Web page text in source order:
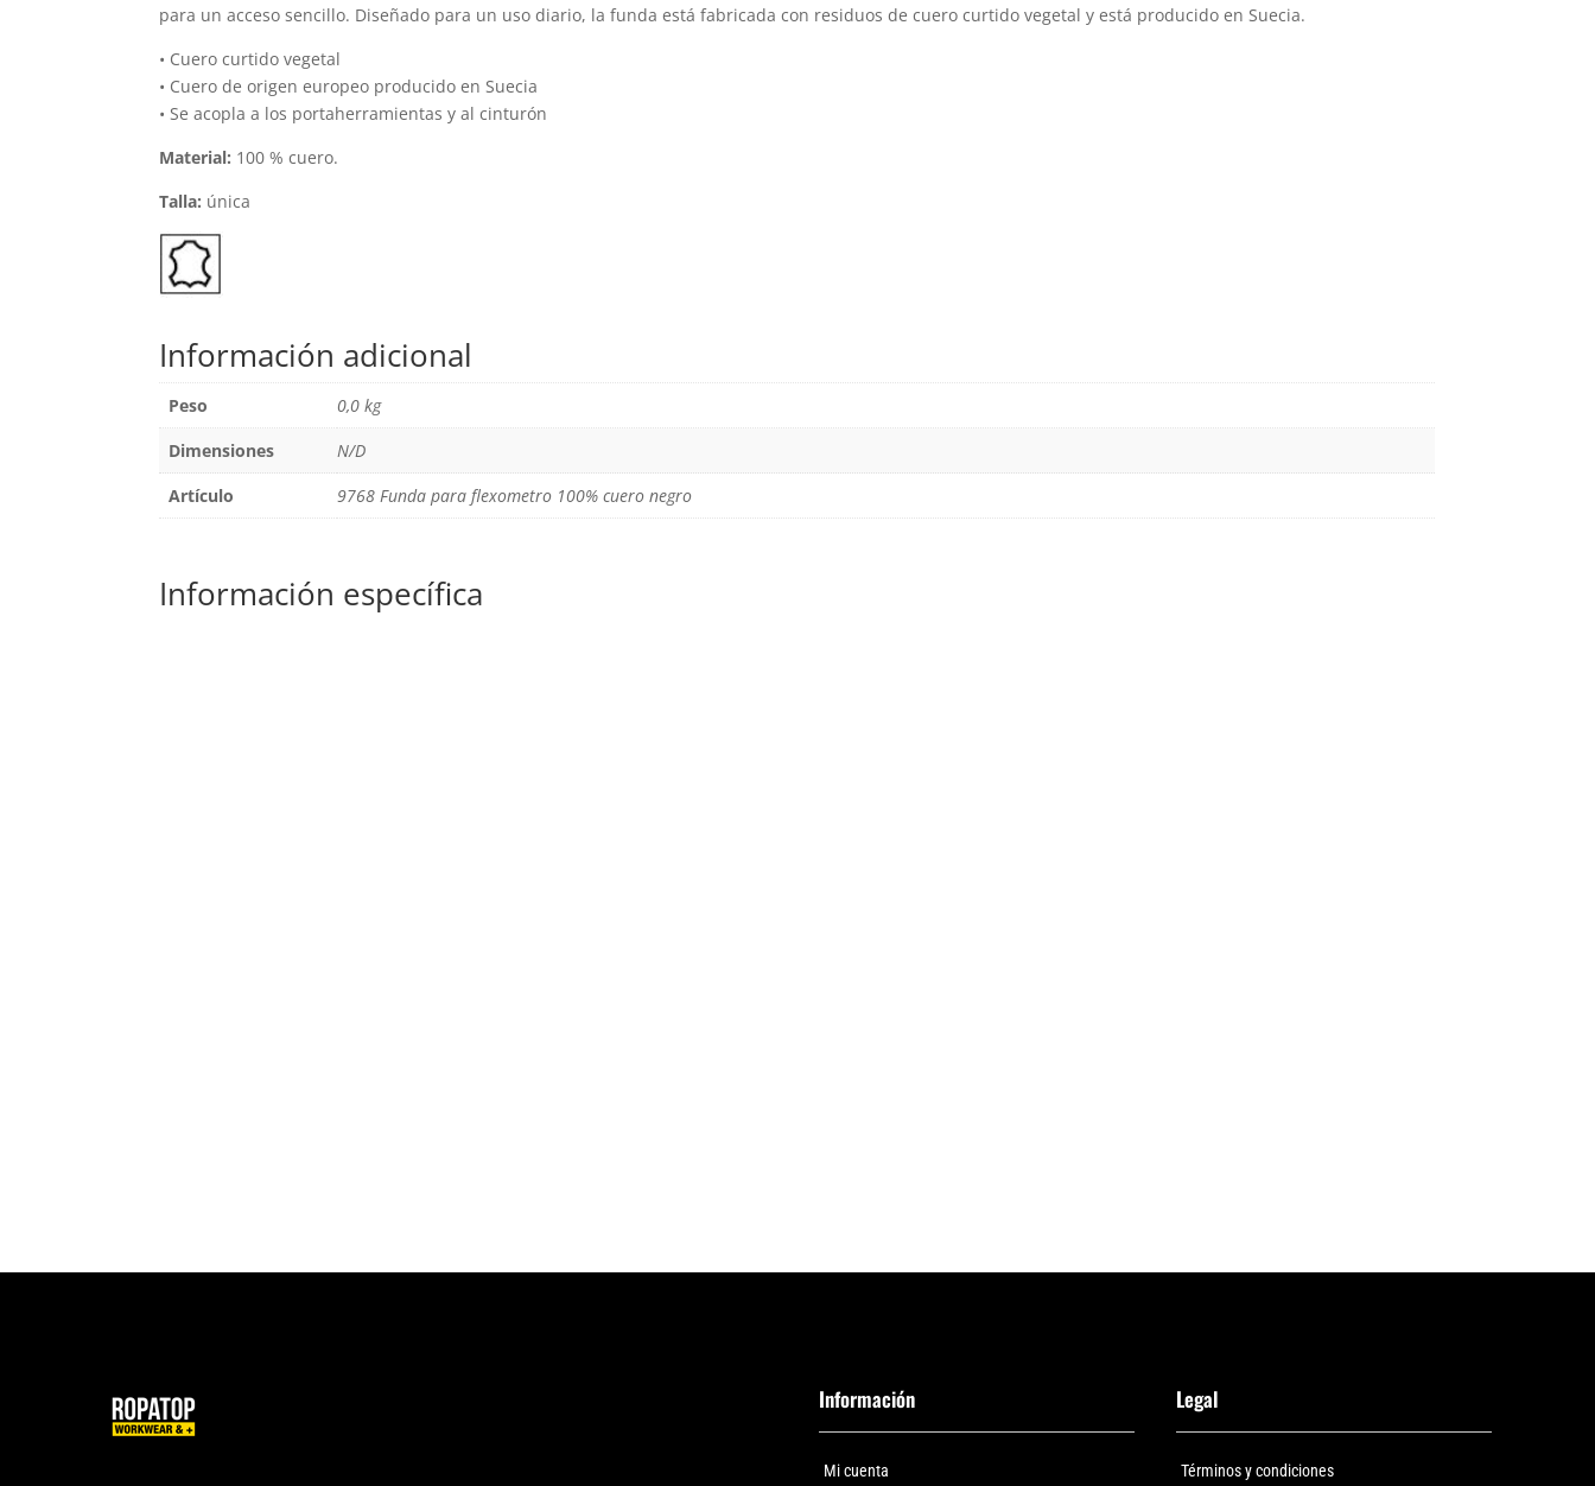
para un acceso sencillo. Diseñado para un uso diario, la funda está fabricada con residuos de cuero curtido vegetal y está producido en Suecia.
• Cuero curtido vegetal
• Cuero de origen europeo producido en Suecia
• Se acopla a los portaherramientas y al cinturón
Material: 100 % cuero.
Talla: única
Información adicional
Peso
0,0 kg
Dimensiones
N/D
Artículo
9768 Funda para flexometro 100% cuero negro
Información específica
Información
Mi cuenta
Legal
Términos y condiciones